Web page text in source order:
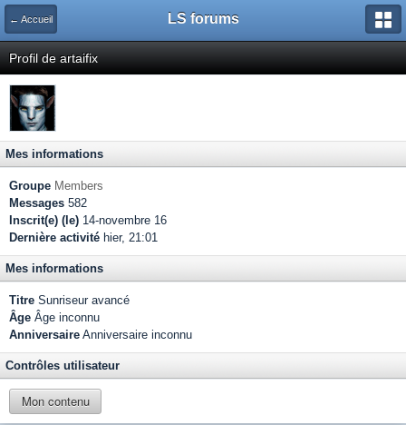
← Accueil LS forums
Profil de artaifix
Mes informations
Groupe Members
Messages 582
Inscrit(e) (le) 14-novembre 16
Dernière activité hier, 21:01
Mes informations
Titre Sunriseur avancé
Âge Âge inconnu
Anniversaire Anniversaire inconnu
Contrôles utilisateur
Mon contenu